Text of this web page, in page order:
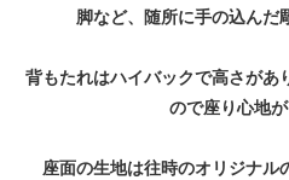
脚など、随所に手の込んだ
背もたれはハイバックで高さがあ
ので座り心地が
座面の生地は往時のオリジナル